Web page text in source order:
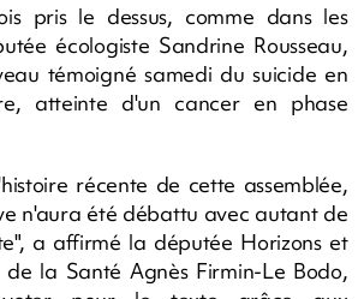
pris le dessus, comme dans les
écologiste Sandrine Rousseau,
témoigné samedi du suicide en
atteinte d'un cancer en phase
récente de cette assemblée,
n'aura été débattu avec autant de
a affirmé la députée Horizons et
de la Santé Agnès Firmin-Le Bodo,